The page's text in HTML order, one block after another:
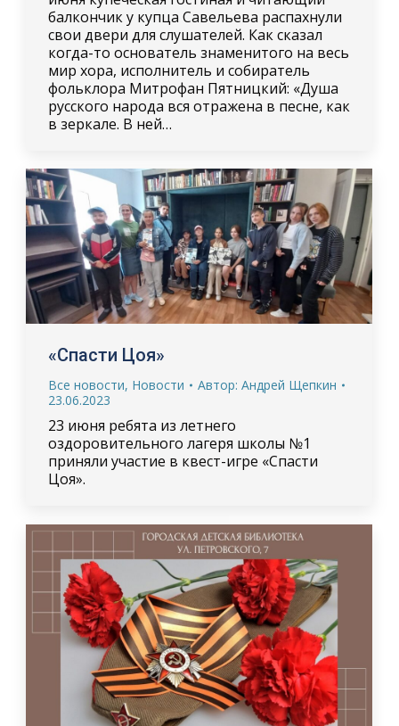
балкончик у купца Савельева распахнули
свои двери для слушателей. Как сказал
когда-то основатель знаменитого на весь
мир хора, исполнитель и собиратель
фольклора Митрофан Пятницкий: «Душа
русского народа вся отражена в песне, как
в зеркале. В ней…
«Спасти Цоя»
Все новости, Новости Автор: Андрей Щепкин
23.06.2023
23 июня ребята из летнего
оздоровительного лагеря школы №1
приняли участие в квест-игре «Спасти
Цоя».